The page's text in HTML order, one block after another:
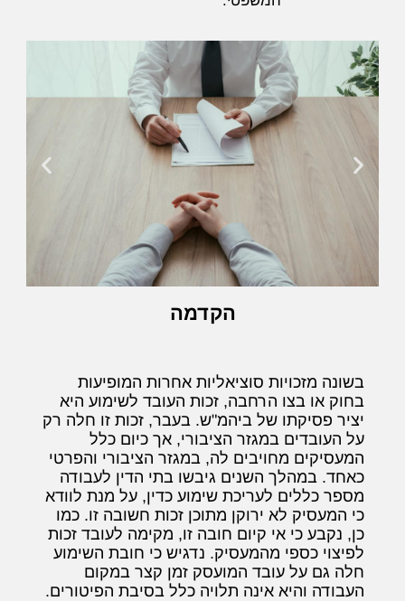
הקדמה
בשונה מזכויות סוציאליות אחרות המופיעות
בחוק או בצו הרחבה, זכות העובד לשימוע היא
יציר פסיקתו של ביהמ"ש. בעבר, זכות זו חלה רק
על העובדים במגזר הציבורי, אך כיום כלל
המעסיקים מחויבים לה, במגזר הציבורי והפרטי
כאחד. במהלך השנים גיבשו בתי הדין לעבודה
מספר כללים לעריכת שימוע כדין, על מנת לוודא
כי המעסיק לא ירוקן מתוכן זכות חשובה זו. כמו
כן, נקבע כי אי קיום חובה זו, מקימה לעובד זכות
לפיצוי כספי מהמעסיק. נדגיש כי חובת השימוע
חלה גם על עובד המועסק זמן קצר במקום
העבודה והיא אינה תלויה כלל בסיבת הפיטורים.